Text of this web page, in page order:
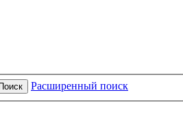
Расширенный поиск